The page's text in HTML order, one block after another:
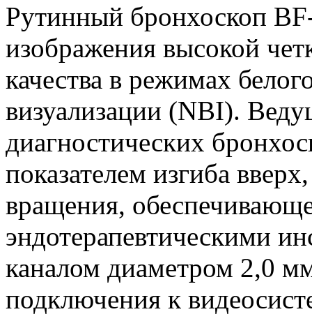
Рутинный бронхоскоп
изображения высокой
качества в режимах
визуализации (NBI).
диагностических
показателем изгиба
вращения,
эндотерапевтическими
каналом диаметром 2,0
подключения к